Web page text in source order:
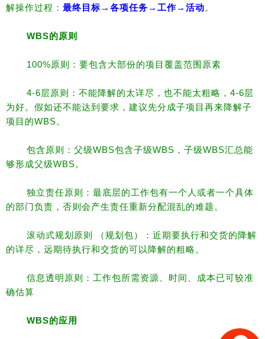
解操作过程： 最终目标→各项任务→工作→活动。
WBS的原则
100%原则：要包含大部份的项目覆盖范围原素
4-6层原则：不能降解的太详尽，也不能太粗略，4-6层
为好。假如还不能达到要求，建议先分成子项目再来降解子
项目的WBS。
包含原则：父级WBS包含子级WBS，子级WBS汇总能
够形成父级WBS。
独立责任原则：最底层的工作包有一个人或者一个具体
的部门负责，否则会产生责任重新分配混乱的难题。
滚动式规划原则 （规划包）：近期要执行和交货的降解
的详尽，远期待执行和交货的可以降解的粗略。
信息透明原则：工作包所需资源、时间、成本已可较准
确估算
WBS的应用